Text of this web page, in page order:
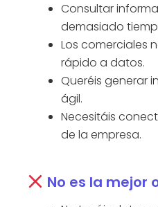
Consultar
demasiado
Los comerciales
rápido a datos.
Queréis generar
ágil.
Necesitáis
de la empresa.
No es la mejor